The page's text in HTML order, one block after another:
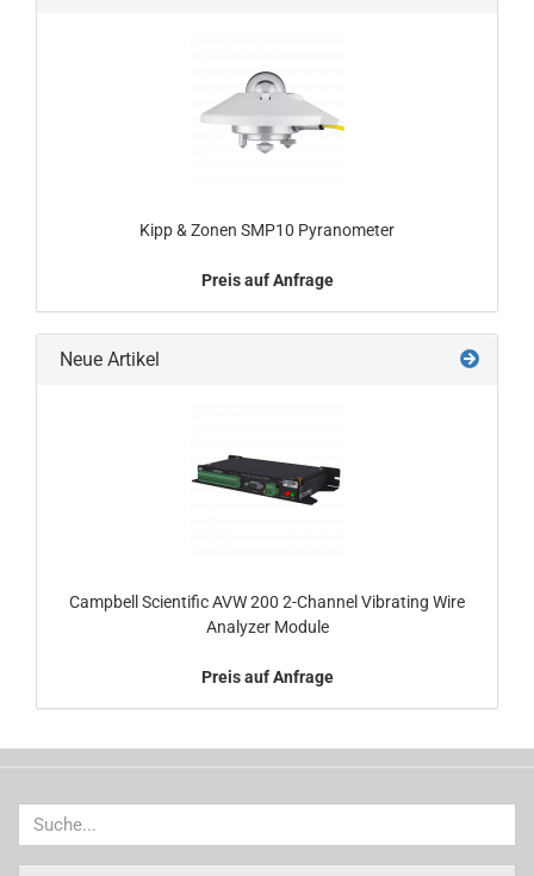
Kipp & Zonen SMP10 Pyranometer
Preis auf Anfrage
Neue Artikel
Campbell Scientific AVW 200 2-Channel Vibrating Wire
Analyzer Module
Preis auf Anfrage